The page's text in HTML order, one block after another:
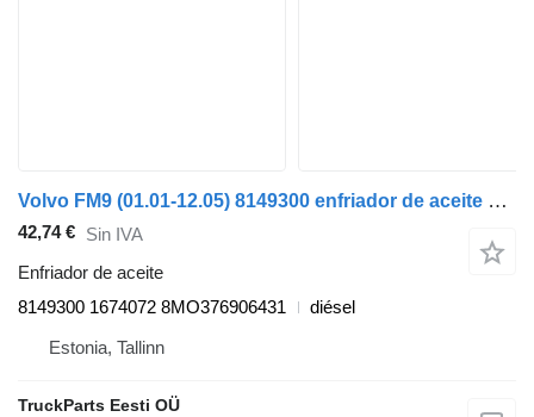
Volvo FM9 (01.01-12.05) 8149300 enfriador de aceite para Volvo FM7-FM12, FM, FMX (1998-2014) cabeza tractora
42,74 € Sin IVA
Enfriador de aceite
8149300 1674072 8MO376906431
diésel
Estonia, Tallinn
TruckParts Eesti OÜ